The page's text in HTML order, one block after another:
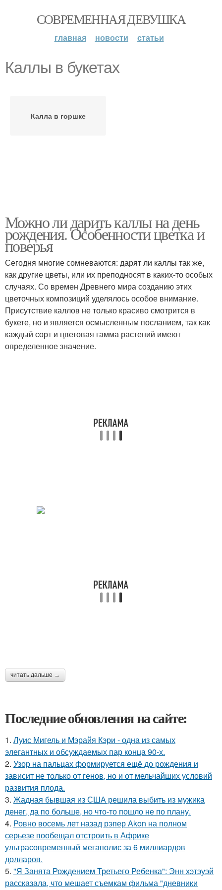
СОВРЕМЕННАЯ ДЕВУШКА
главная новости статьи
Каллы в букетах
Калла в горшке
Можно ли дарить каллы на день
рождения. Особенности цветка и
поверья
Сегодня многие сомневаются: дарят ли каллы так же,
как другие цветы, или их преподносят в каких-то особых
случаях. Со времен Древнего мира созданию этих
цветочных композиций уделялось особое внимание.
Присутствие каллов не только красиво смотрится в
букете, но и является осмысленным посланием, так как
каждый сорт и цветовая гамма растений имеют
определенное значение.
читать дальше →
Последние обновления на сайте:
1. Луис Мигель и Мэрайя Кэри - одна из самых
элегантных и обсуждаемых пар конца 90-х.
2. Узор на пальцах формируется ещё до рождения и
зависит не только от генов, но и от мельчайших условий
развития плода.
3. Жадная бывшая из США решила выбить из мужика
денег, да по больше, но что-то пошло не по плану.
4. Ровно восемь лет назад рэпер Akon на полном
серьезе пообещал отстроить в Африке
ультрасовременный мегаполис за 6 миллиардов
долларов.
5. "Я Занята Рождением Третьего Ребенка": Энн хэтэуэй
рассказала, что мешает съемкам фильма "дневники